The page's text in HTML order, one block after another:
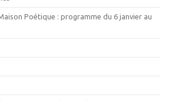
Poétique : programme du 6 janvier au